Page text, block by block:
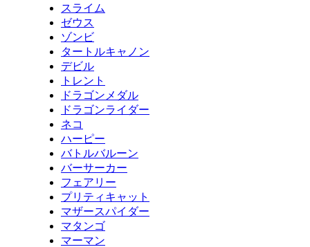
スライム
ゼウス
ゾンビ
タートルキャノン
デビル
トレント
ドラゴンメダル
ドラゴンライダー
ネコ
ハーピー
バトルバルーン
バーサーカー
フェアリー
プリティキャット
マザースパイダー
マタンゴ
マーマン